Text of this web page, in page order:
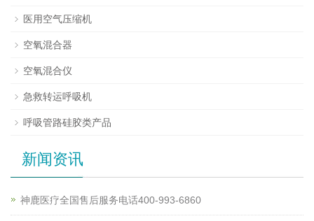
医用空气压缩机
空氧混合器
空氧混合仪
急救转运呼吸机
呼吸管路硅胶类产品
新闻资讯
神鹿医疗全国售后服务电话400-993-6860